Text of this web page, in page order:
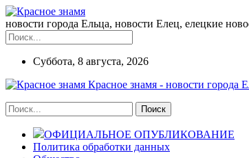
новости города Ельца, новости Елец, елецкие
Суббота, 8 августа, 2026
Красное знамя - новости города
ОФИЦИАЛЬНОЕ ОПУБЛИКОВАНИЕ
Политика обработки данных